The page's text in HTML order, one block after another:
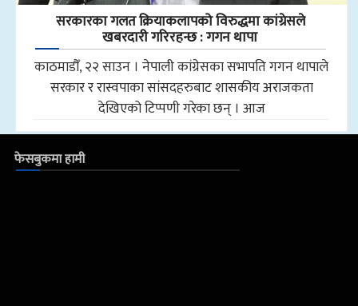
सरकारका गलत क्रियाकलापको विरुद्धमा कांग्रेसले
खबरदारी गरिरहन्छ : गगन थापा
काठमाडौँ, २२ साउन । नेपाली कांग्रेसका सभापति गगन थापाले
सरकार र रास्वपाका सांसदहरुबाट शासकीय अराजकता
देखिएको टिप्पणी गरेका छन् । आज
फेसबुकमा हामी